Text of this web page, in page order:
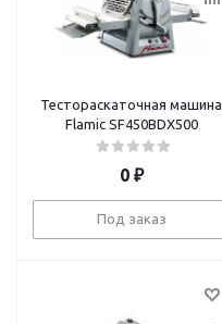
Тестораскаточная машина
Flamic SF450BDX500
0₽
Под заказ